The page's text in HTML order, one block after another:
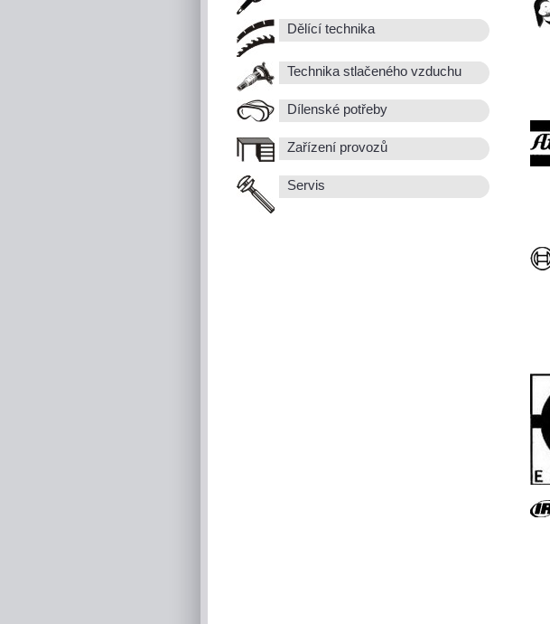
Dělící technika
Technika stlačeného vzduchu
Dílenské potřeby
Zařízení provozů
Servis